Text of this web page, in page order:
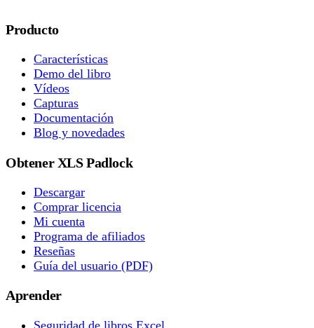
Producto
Características
Demo del libro
Vídeos
Capturas
Documentación
Blog y novedades
Obtener XLS Padlock
Descargar
Comprar licencia
Mi cuenta
Programa de afiliados
Reseñas
Guía del usuario (PDF)
Aprender
Seguridad de libros Excel